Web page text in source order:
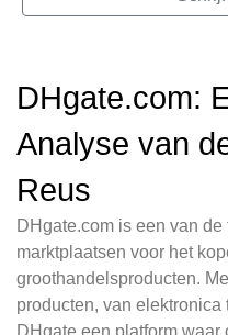
DHgate.com:
Analyse van
Reus
DHgate.com is een van
marktplaatsen voor het
groothandelsproducten.
producten, van